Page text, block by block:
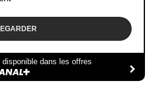
dans les offres